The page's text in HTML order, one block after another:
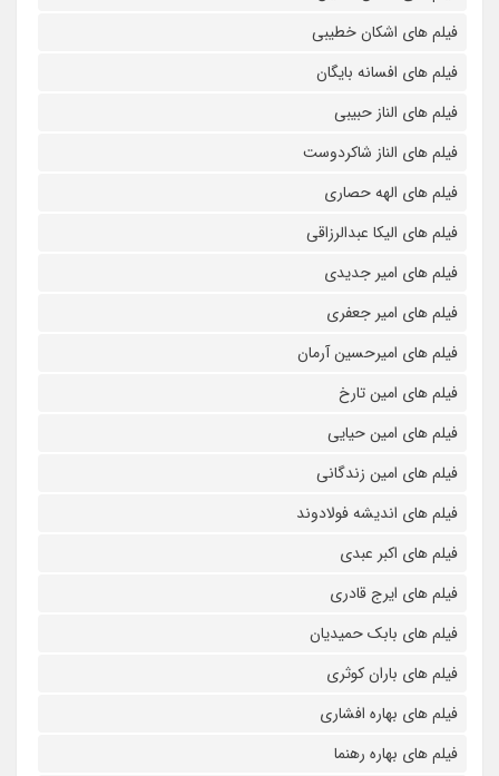
فیلم های اشکان خطیبی
فیلم های افسانه بایگان
فیلم های الناز حبیبی
فیلم های الناز شاکردوست
فیلم های الهه حصاری
فیلم های الیکا عبدالرزاقی
فیلم های امیر جدیدی
فیلم های امیر جعفری
فیلم های امیرحسین آرمان
فیلم های امین تارخ
فیلم های امین حیایی
فیلم های امین زندگانی
فیلم های اندیشه فولادوند
فیلم های اکبر عبدی
فیلم های ایرج قادری
فیلم های بابک حمیدیان
فیلم های باران کوثری
فیلم های بهاره افشاری
فیلم های بهاره رهنما